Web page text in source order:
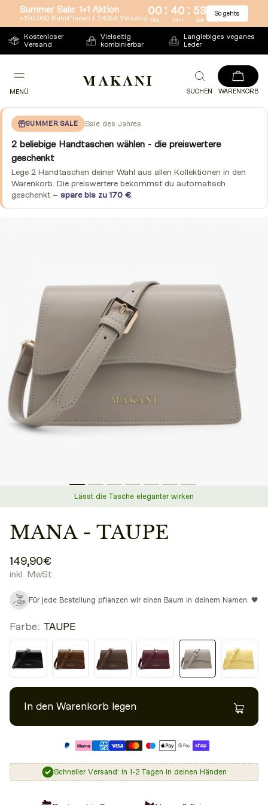
Direkt
zum
Inhalt
Summer Sale: 1+1 Aktion
+150.000 Kund*innen l 24Std Versand
00 : 40 : 52
Std Min Sek
So gehts
Kostenloser
Versand
Vielseitig
kombinierbar
Langlebiges veganes
Leder
MENÜ SUCHEN WARENKORB
SUMMER SALE Sale des Jahres
2 beliebige Handtaschen wählen - die preiswertere
geschenkt
Lege 2 Handtaschen deiner Wahl aus allen Kollektionen in den
Warenkorb. Die preiswertere bekommst du automatisch
geschenkt – spare bis zu 170 €
Lässt die Tasche eleganter wirken
MANA - TAUPE
149,90€
inkl. MwSt.
Für jede Bestellung pflanzen wir einen Baum in deinem Namen. 🖤
Farbe: TAUPE
In den Warenkorb legen
Schneller Versand: in 1-2 Tagen in deinen Händen